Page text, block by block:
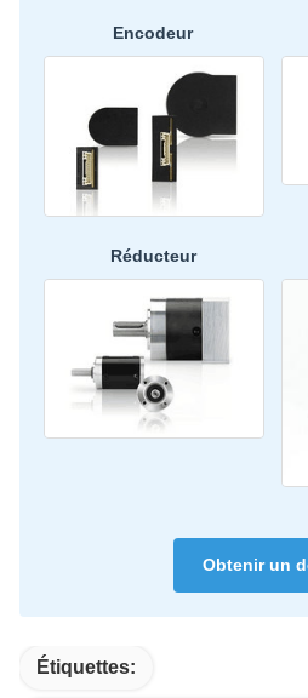
Encodeur
Réducteur
Obtenir un
Étiquettes: